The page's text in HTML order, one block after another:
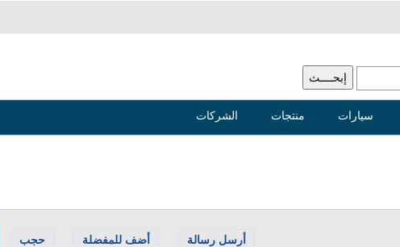
سيارات منتجات الشركات
حجب أضف للمفضلة أرسل رسالة